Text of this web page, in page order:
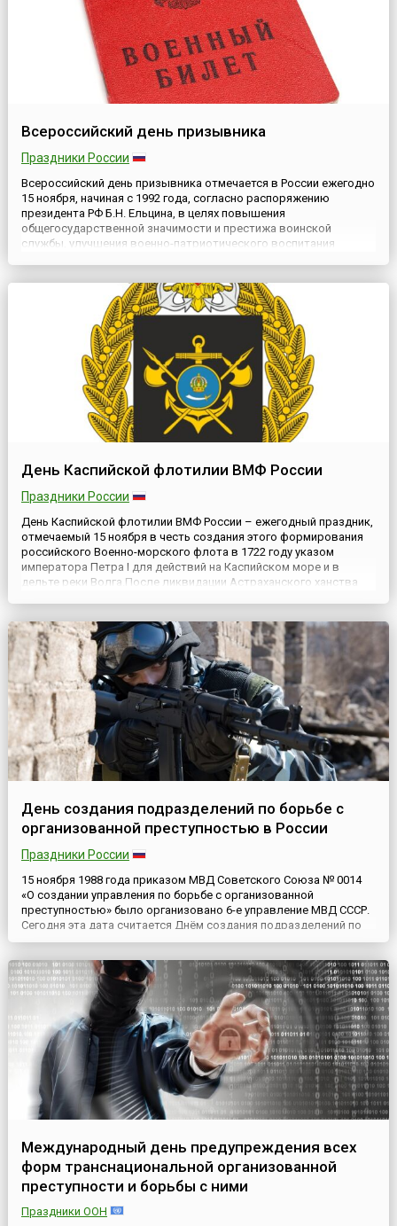
Всероссийский день призывника
Праздники России
Всероссийский день призывника отмечается в России ежегодно
15 ноября, начиная с 1992 года, согласно распоряжению
президента РФ Б.Н. Ельцина, в целях повышения
общегосударственной значимости и престижа воинской
службы, улучшения военно-патриотического воспитания
возрасте от 18 до 30 лет (до 20...
День Каспийской флотилии ВМФ России
Праздники России
День Каспийской флотилии ВМФ России – ежегодный праздник,
отмечаемый 15 ноября в честь создания этого формирования
российского Военно-морского флота в 1722 году указом
императора Петра I для действий на Каспийском море и в
дельте реки Волга.После ликвидации Астраханского ханства
р...
День создания подразделений по борьбе с
организованной преступностью в России
Праздники России
15 ноября 1988 года приказом МВД Советского Союза № 0014
«О создании управления по борьбе с организованной
преступностью» было организовано 6-е управление МВД СССР.
Сегодня эта дата считается Днём создания подразделений по
борьбе с организованной преступностью в России.В феврале
управление по борьбе с наиболее опасными преступлениями,
орган...
Международный день предупреждения всех
форм транснациональной организованной
преступности и борьбы с ними
Праздники ООН